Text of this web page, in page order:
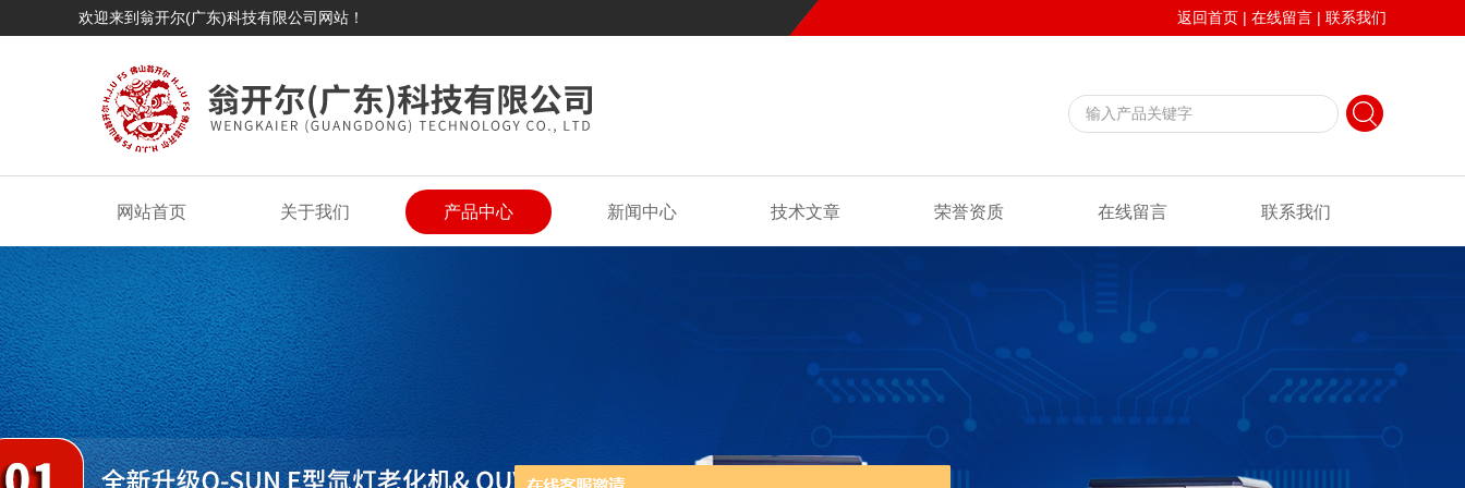
欢迎来到翁开尔(广东)科技有限公司网站！ 返回首页 | 在线留言 | 联系我们
网站首页 关于我们 产品中心 新闻中心 技术文章 荣誉资质 在线留言 联系我们